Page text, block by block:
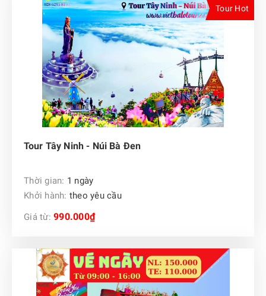
Tour Hot
Tour Tây Ninh - Núi Bà Đen
Thời gian: 1 ngày
Khởi hành: theo yêu cầu
Giá từ: 990.000₫